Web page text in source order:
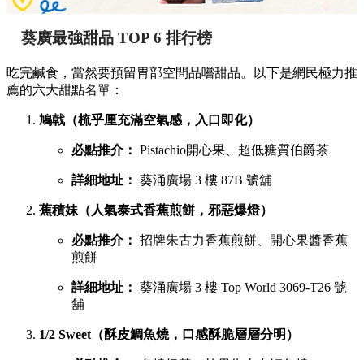
葵廣最強甜品 TOP 6 排行榜
吃完鹹食，當然要預留胃部空間品嚐甜品。以下是網民極力推
薦的六大甜點名單：
鳩戟（梳乎厘充滿空氣感，入口即化）
必點推介： Pistachio開心果、超低糖質伯爵茶
詳細地址： 葵涌廣場 3 樓 87B 號舖
蕉積妹（人氣泰式香蕉煎餅，邪惡爆燈）
必點推介： 招牌朱古力香蕉煎餅、開心果醬香蕉
煎餅
詳細地址： 葵涌廣場 3 樓 Top World 3069-T26 號
舖
1/2 Sweet（酥皮鯛魚燒，口感酥脆層層分明）